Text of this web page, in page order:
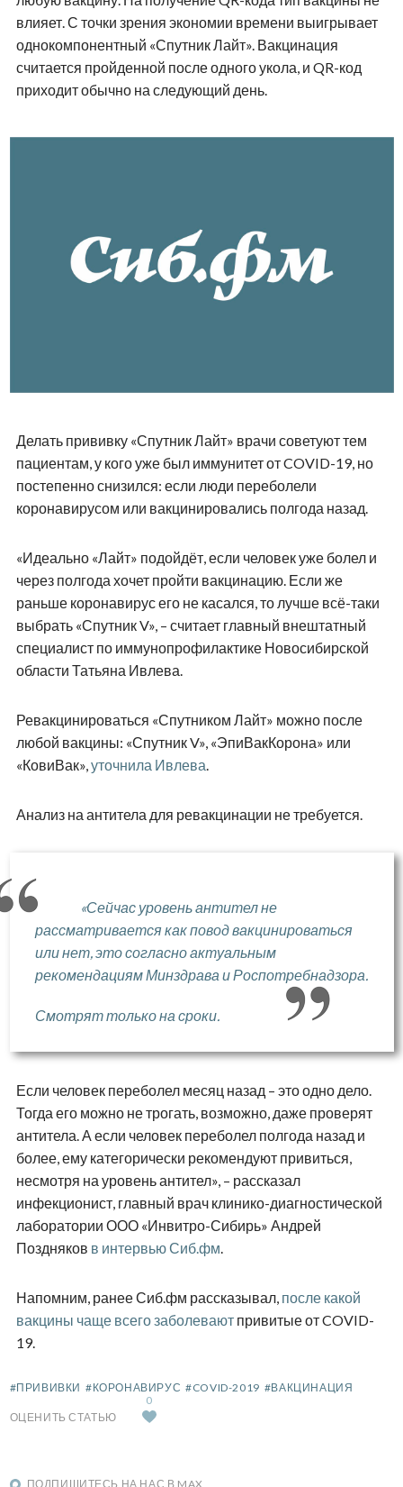
влияет. С точки зрения экономии времени выигрывает
однокомпонентный «Спутник Лайт». Вакцинация
считается пройденной после одного укола, и QR-код
приходит обычно на следующий день.
Делать прививку «Спутник Лайт» врачи советуют тем
пациентам, у кого уже был иммунитет от COVID-19, но
постепенно снизился: если люди переболели
коронавирусом или вакцинировались полгода назад.
«Идеально «Лайт» подойдёт, если человек уже болел и
через полгода хочет пройти вакцинацию. Если же
раньше коронавирус его не касался, то лучше всё-таки
выбрать «Спутник V», – считает главный внештатный
специалист по иммунопрофилактике Новосибирской
области Татьяна Ивлева.
Ревакцинироваться «Спутником Лайт» можно после
любой вакцины: «Спутник V», «ЭпиВакКорона» или
«КовиВак»,уточнила Ивлева.
Анализ на антитела для ревакцинации не требуется.
«Сейчас уровень антител не
рассматривается как повод вакцинироваться
или нет, это согласно актуальным
рекомендациям Минздрава и Роспотребнадзора.
Смотрят только на сроки.
Если человек переболел месяц назад – это одно дело.
Тогда его можно не трогать, возможно, даже проверят
антитела. А если человек переболел полгода назад и
более, ему категорически рекомендуют привиться,
несмотря на уровень антител», – рассказал
инфекционист, главный врач клинико-диагностической
лаборатории ООО «Инвитро-Сибирь» Андрей
Поздняков в интервью Сиб.фм.
Напомним, ранее Сиб.фм рассказывал, после какой
вакцины чаще всего заболеваютпривитые от COVID-
19.
#ПРИВИВКИ #КОРОНАВИРУС #COVID-2019 #ВАКЦИНАЦИЯ
ОЦЕНИТЬ СТАТЬЮ
0
ПОДПИШИТЕСЬ НА НАС В MAX